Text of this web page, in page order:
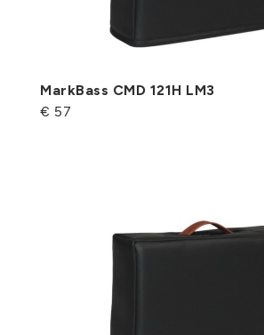
MarkBass CMD 121H LM3
€ 57